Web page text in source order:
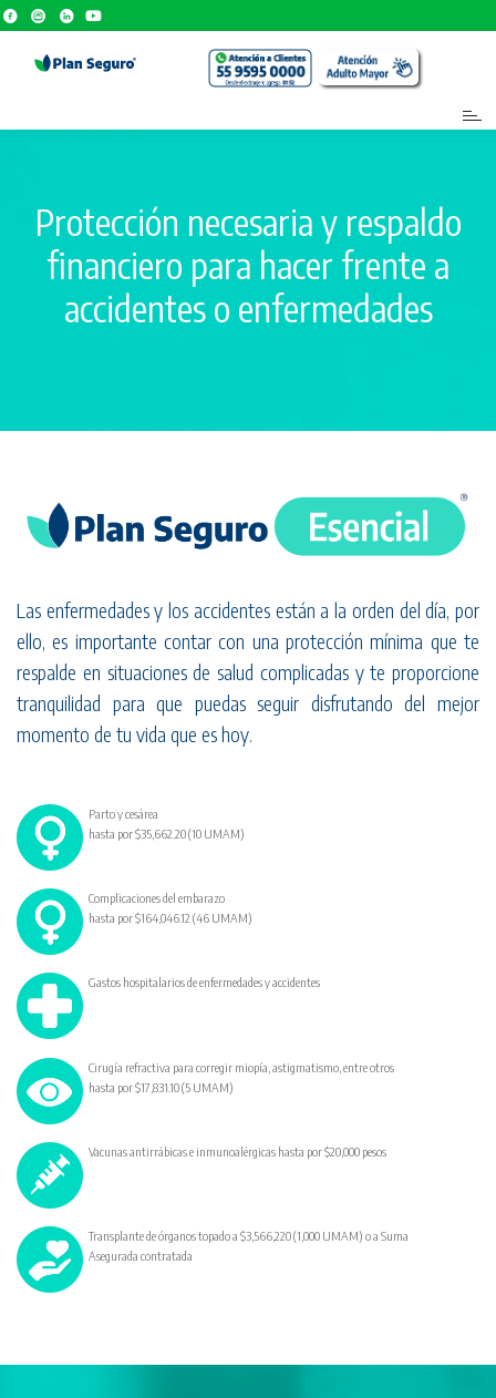
Protección necesaria y respaldo
financiero para hacer frente a
accidentes o enfermedades
Las enfermedades y los accidentes están a la orden del día, por
ello, es importante contar con una protección mínima que te
respalde en situaciones de salud complicadas y te proporcione
tranquilidad para que puedas seguir disfrutando del mejor
momento de tu vida que es hoy.
Parto y cesárea
hasta por $35,662.20 (10 UMAM)
Complicaciones del embarazo
hasta por $164,046.12 (46 UMAM)
Gastos hospitalarios de enfermedades y accidentes
Cirugía refractiva para corregir miopía, astigmatismo, entre otros
hasta por $17,831.10 (5 UMAM)
Vacunas antirrábicas e inmunoalérgicas hasta por $20,000 pesos
Transplante de órganos topado a $3,566,220 (1,000 UMAM) o a Suma
Asegurada contratada